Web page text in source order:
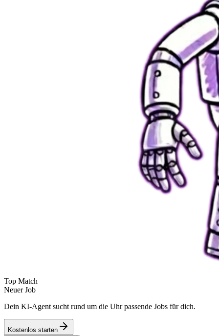
Top Match
Neuer Job
Dein KI-Agent sucht rund um die Uhr passende Jobs für dich.
Kostenlos starten